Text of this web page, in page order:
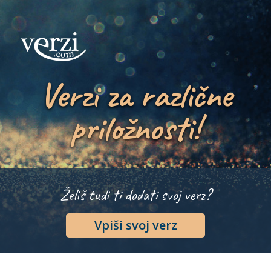
Verzi za različne
priložnosti!
Želiš tudi ti dodati svoj verz?
Vpiši svoj verz